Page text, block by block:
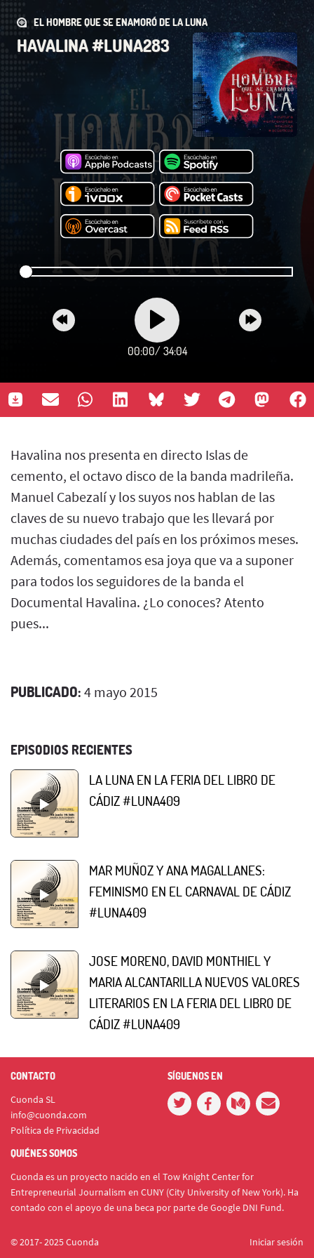
EL HOMBRE QUE SE ENAMORÓ DE LA LUNA
HAVALINA #LUNA283
00:00/ 34:04
Havalina nos presenta en directo Islas de
cemento, el octavo disco de la banda madrileña.
Manuel Cabezalí y los suyos nos hablan de las
claves de su nuevo trabajo que les llevará por
muchas ciudades del país en los próximos meses.
Además, comentamos esa joya que va a suponer
para todos los seguidores de la banda el
Documental Havalina. ¿Lo conoces? Atento
pues...
PUBLICADO: 4 mayo 2015
EPISODIOS RECIENTES
LA LUNA EN LA FERIA DEL LIBRO DE
CÁDIZ #LUNA409
MAR MUÑOZ Y ANA MAGALLANES:
FEMINISMO EN EL CARNAVAL DE CÁDIZ
#LUNA409
JOSE MORENO, DAVID MONTHIEL Y
MARIA ALCANTARILLA NUEVOS VALORES
LITERARIOS EN LA FERIA DEL LIBRO DE
CÁDIZ #LUNA409
CONTACTO
Cuonda SL
info@cuonda.com
Política de Privacidad
SÍGUENOS EN
QUIÉNES SOMOS
Cuonda es un proyecto nacido en el Tow Knight Center for
Entrepreneurial Journalism en CUNY (City University of New York). Ha
contado con el apoyo de una beca por parte de Google DNI Fund.
© 2017- 2025 Cuonda Iniciar sesión